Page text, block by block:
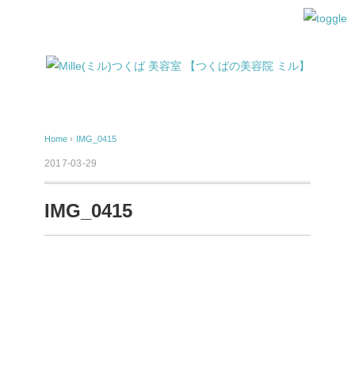
Home › IMG_0415
2017-03-29
IMG_0415